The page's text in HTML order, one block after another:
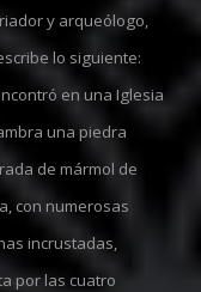
y arqueólogo,
lo siguiente:
en una Iglesia
una piedra
de mármol de
con numerosas
incrustadas,
por las cuatro